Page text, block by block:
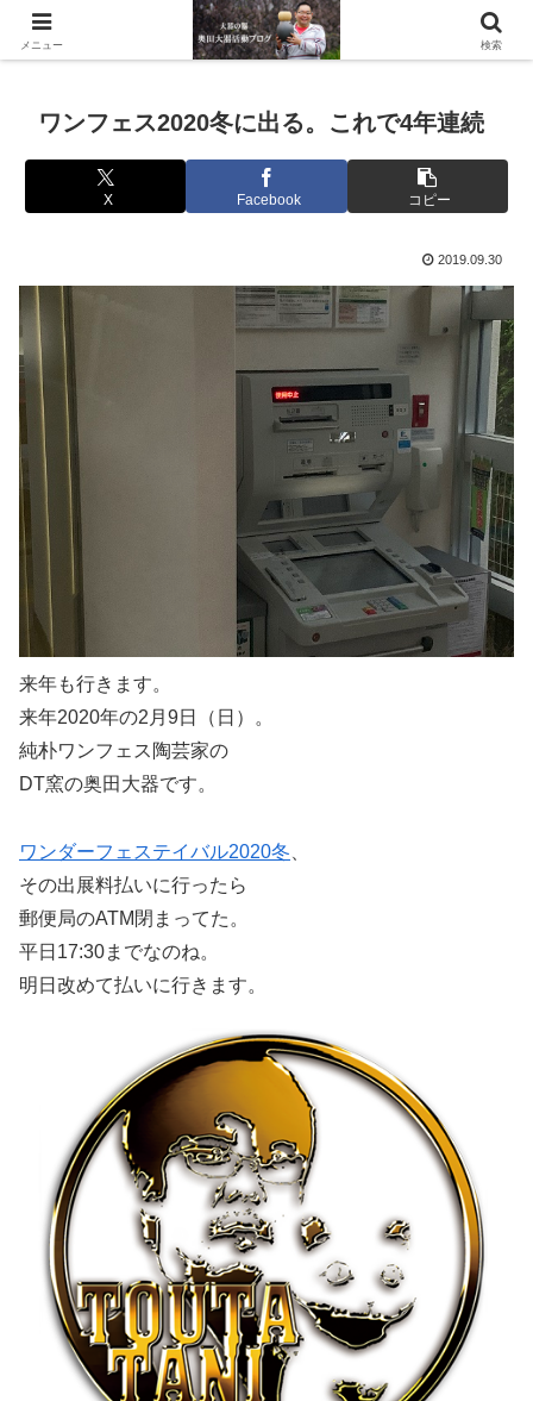
滋賀県の信楽で水琴窟や水鉢などの陶器を作っています。
ワンフェス2020冬に出る。これで4年連続
X Facebook コピー
2019.09.30
来年も行きます。
来年2020年の2月9日（日）。
純朴ワンフェス陶芸家の
DT窯の奥田大器です。
ワンダーフェステイバル2020冬
その出展料払いに行ったら
郵便局のATM閉まってた。
平日17:30までなのね。
明日改めて払いに行きます。
メニュー 検索